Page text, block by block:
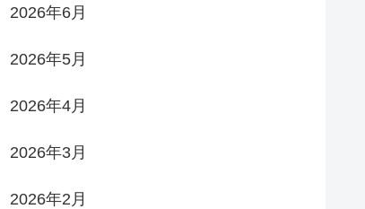
2026年6月
2026年5月
2026年4月
2026年3月
2026年2月